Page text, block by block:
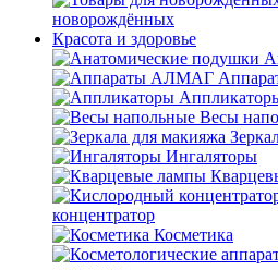
новорождённых
Красота и здоровье
Весы
Ингаляторы
концентратор
Косметика